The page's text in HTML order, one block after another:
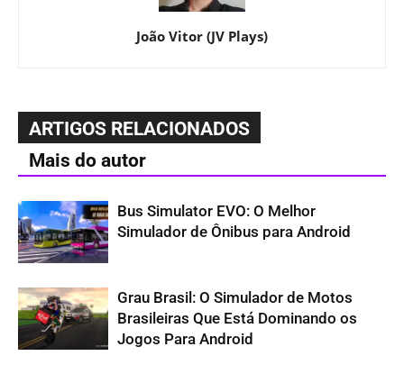
João Vitor (JV Plays)
ARTIGOS RELACIONADOS
Mais do autor
Bus Simulator EVO: O Melhor
Simulador de Ônibus para Android
Grau Brasil: O Simulador de Motos
Brasileiras Que Está Dominando os
Jogos Para Android